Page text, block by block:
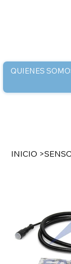
QUIENES
INICIO >